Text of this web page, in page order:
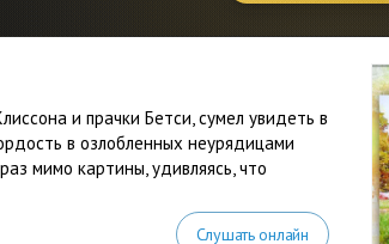
и прачки Бетси, сумел увидеть в
в озлобленных неурядицами
мимо картины, удивляясь, что
Слушать онлайн